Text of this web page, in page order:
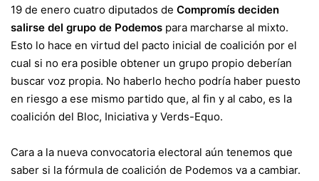
19 de enero cuatro diputados de Compromís deciden
salirse del grupo de Podemos para marcharse al mixto.
Esto lo hace en virtud del pacto inicial de coalición por el
cual si no era posible obtener un grupo propio deberían
buscar voz propia. No haberlo hecho podría haber puesto
en riesgo a ese mismo partido que, al fin y al cabo, es la
coalición del Bloc, Iniciativa y Verds-Equo.
Cara a la nueva convocatoria electoral aún tenemos que
saber si la fórmula de coalición de Podemos va a cambiar.